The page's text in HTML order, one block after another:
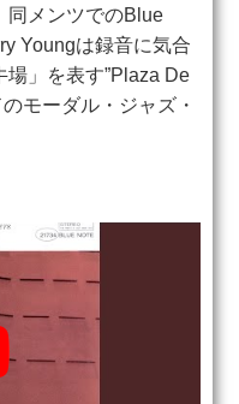
同メンツでのBlue
Youngは録音に気合
」を表す”Plaza De
モーダル・ジャズ・